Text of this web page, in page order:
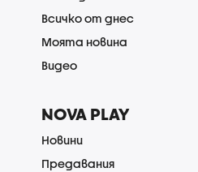
Всичко от днес
Моята новина
Видео
NOVA PLAY
Новини
Предавания